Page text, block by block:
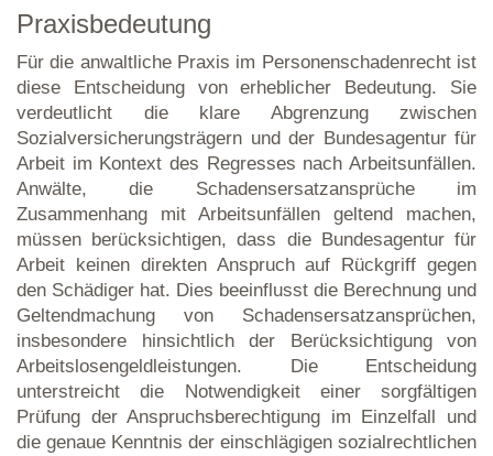
Praxisbedeutung
Für die anwaltliche Praxis im Personenschadenrecht ist
diese Entscheidung von erheblicher Bedeutung. Sie
verdeutlicht die klare Abgrenzung zwischen
Sozialversicherungsträgern und der Bundesagentur für
Arbeit im Kontext des Regresses nach Arbeitsunfällen.
Anwälte, die Schadensersatzansprüche im
Zusammenhang mit Arbeitsunfällen geltend machen,
müssen berücksichtigen, dass die Bundesagentur für
Arbeit keinen direkten Anspruch auf Rückgriff gegen
den Schädiger hat. Dies beeinflusst die Berechnung und
Geltendmachung von Schadensersatzansprüchen,
insbesondere hinsichtlich der Berücksichtigung von
Arbeitslosengeldleistungen. Die Entscheidung
unterstreicht die Notwendigkeit einer sorgfältigen
Prüfung der Anspruchsberechtigung im Einzelfall und
die genaue Kenntnis der einschlägigen sozialrechtlichen